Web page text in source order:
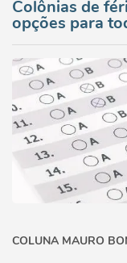
Colônias de
opções para
COLUNA MAURO